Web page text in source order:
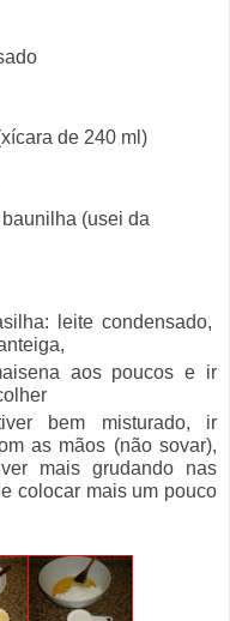
de 240 ml)
(usei da
leite condensado,
aos poucos e ir
bem misturado, ir
as mãos (não sovar),
mais grudando nas
colocar mais um pouco